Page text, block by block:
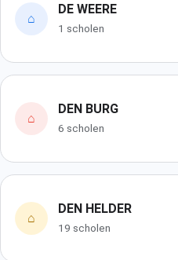
⌂
DE WEERE
1 scholen
⌂
DEN BURG
6 scholen
⌂
DEN HELDER
19 scholen